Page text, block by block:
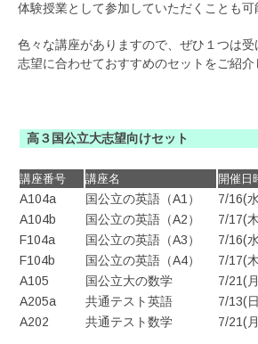
体験授業として参加していただくことも可
色々な講座がありますので、ぜひ１つは受
志望に合わせておすすめのセットをご紹介
高３国公立大志望向けセット
講座番号 講座名 開催日
A104a 国公立の英語（A1）
7/16(
A104b
国公立の英語（A2）
7/17(
F104a
国公立の英語（A3）
7/16(
F104b
国公立の英語（A4）
7/17(
A105
国公立大の数学
7/21(
A205a
共通テスト英語
7/13(
A202
共通テスト数学 7/21(